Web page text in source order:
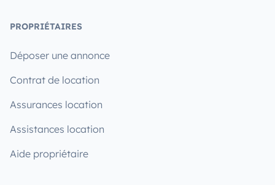
PROPRIÉTAIRES
Déposer une annonce
Contrat de location
Assurances location
Assistances location
Aide propriétaire